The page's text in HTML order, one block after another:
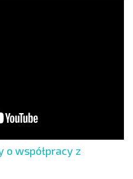
o współpracy z